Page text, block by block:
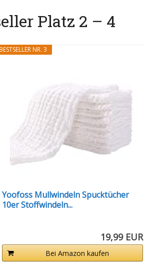
Platz 2 – 4
BESTSELLER NR. 3
Yoofoss Mullwindeln Spucktücher
10er Stoffwindeln...
19,99 EUR
Bei Amazon kaufen